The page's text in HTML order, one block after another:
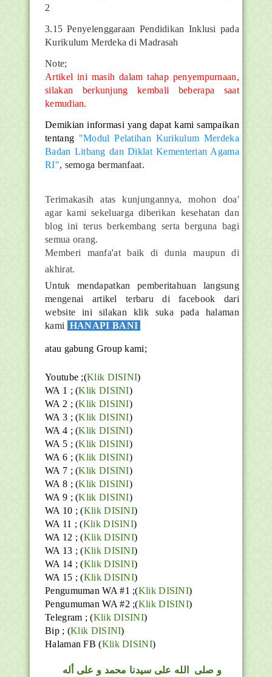
2
3.15 Penyelenggaraan Pendidikan Inklusi pada
Kurikulum Merdeka di Madrasah
Note;
Artikel ini masih dalam tahap penyempurnaan,
silakan berkunjung kembali beberapa saat
kemudian.
Demikian informasi yang dapat kami sampaikan
tentang "Modul Pelatihan Kurikulum Merdeka
Badan Litbang dan Diklat Kementerian Agama
RI", semoga bermanfaat.
Terimakasih atas kunjungannya, mohon doa'
agar kami sekeluarga diberikan kesehatan dan
blog ini terus berkembang serta berguna bagi
semua orang.
Memberi manfa'at baik di dunia maupun di
akhirat.
Untuk mendapatkan pemberitahuan langsung
mengenai artikel terbaru di facebook dari
website ini silakan klik suka pada halaman
kami HANAPI BANI
atau gabung Group kami;
Youtube ;(Klik DISINI)
WA 1 ; (Klik DISINI)
WA 2 ; (Klik DISINI)
WA 3 ; (Klik DISINI)
WA 4 ; (Klik DISINI)
WA 5 ; (Klik DISINI)
WA 6 ; (Klik DISINI)
WA 7 ; (Klik DISINI)
WA 8 ; (Klik DISINI)
WA 9 ; (Klik DISINI)
WA 10 ; (Klik DISINI)
WA 11 ; (Klik DISINI)
WA 12 ; (Klik DISINI)
WA 13 ; (Klik DISINI)
WA 14 ; (Klik DISINI)
WA 15 ; (Klik DISINI)
Pengumuman WA #1 ;(Klik DISINI)
Pengumuman WA #2 ;(Klik DISINI)
Telegram ;(Klik DISINI)
Bip ; (Klik DISINI)
Halaman FB(Klik DISINI)
و صلى الله على سيدنا محمد و على أله